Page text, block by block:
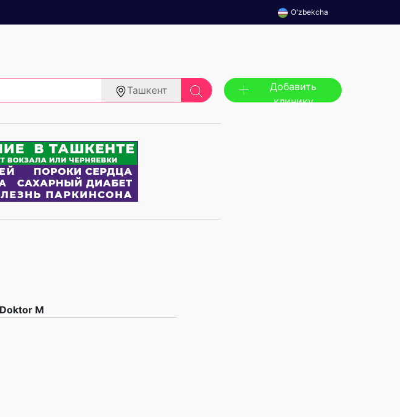
O'zbekcha
Ташкент
Добавить
клинику
M